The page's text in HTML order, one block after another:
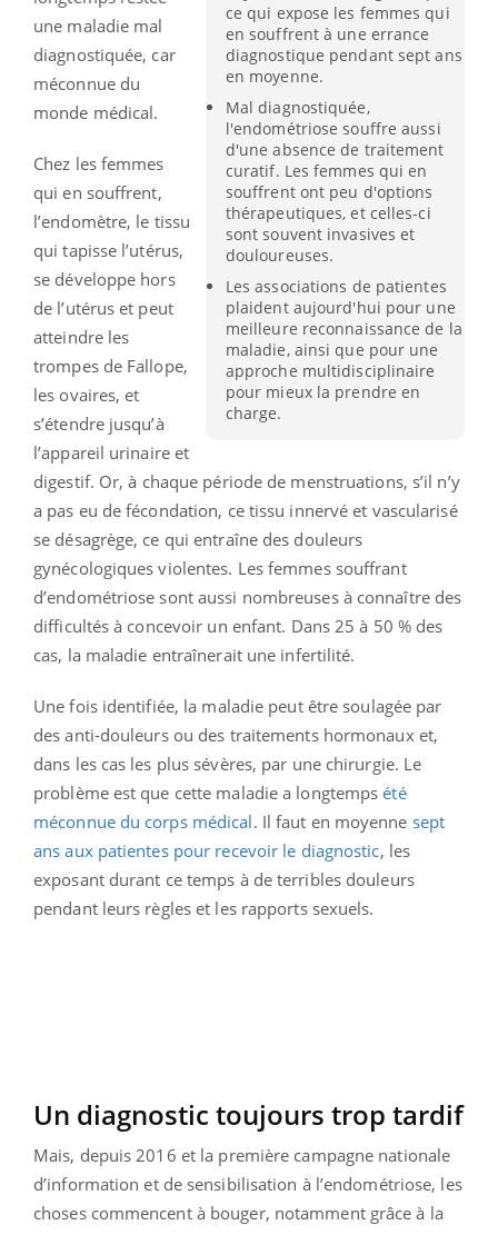
ce qui expose les femmes qui
en souffrent à une errance
diagnostique pendant sept ans
en moyenne.
Mal diagnostiquée,
l'endométriose souffre aussi
d'une absence de traitement
curatif. Les femmes qui en
souffrent ont peu d'options
thérapeutiques, et celles-ci
sont souvent invasives et
douloureuses.
Les associations de patientes
plaident aujourd'hui pour une
meilleure reconnaissance de la
maladie, ainsi que pour une
approche multidisciplinaire
pour mieux la prendre en
charge.
une maladie mal
diagnostiquée, car
méconnue du
monde médical.
Chez les femmes
qui en souffrent,
l’endomètre, le tissu
qui tapisse l’utérus,
se développe hors
de l’utérus et peut
atteindre les
trompes de Fallope,
les ovaires, et
s’étendre jusqu’à
l’appareil urinaire et
digestif. Or, à chaque période de menstruations, s’il n’y
a pas eu de fécondation, ce tissu innervé et vascularisé
se désagrège, ce qui entraîne des douleurs
gynécologiques violentes. Les femmes souffrant
d’endométriose sont aussi nombreuses à connaître des
difficultés à concevoir un enfant. Dans 25 à 50 % des
cas, la maladie entraînerait une infertilité.
Une fois identifiée, la maladie peut être soulagée par
des anti-douleurs ou des traitements hormonaux et,
dans les cas les plus sévères, par une chirurgie. Le
problème est que cette maladie a longtempsété
méconnue du corps médical. Il faut en moyenne sept
ans aux patientes pour recevoir le diagnostic, les
exposant durant ce temps à de terribles douleurs
pendant leurs règles et les rapports sexuels.
Un diagnostic toujours trop tardif
Mais, depuis 2016 et la première campagne nationale
d’information et de sensibilisation à l’endométriose, les
choses commencent à bouger, notamment grâce à la